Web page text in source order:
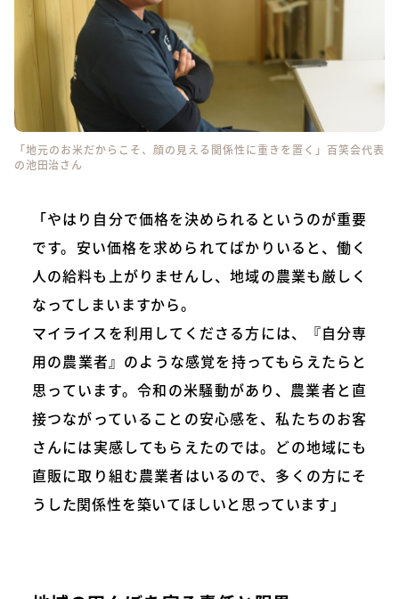
「地元のお米だからこそ、顔の見える関係性に重きを置く」百笑会代表
の池田治さん
「やはり自分で価格を決められるというのが重要
です。安い価格を求められてばかりいると、働く
人の給料も上がりませんし、地域の農業も厳しく
なってしまいますから。
マイライスを利用してくださる方には、『自分専
用の農業者』のような感覚を持ってもらえたらと
思っています。令和の米騒動があり、農業者と直
接つながっていることの安心感を、私たちのお客
さんには実感してもらえたのでは。どの地域にも
直販に取り組む農業者はいるので、多くの方にそ
うした関係性を築いてほしいと思っています」